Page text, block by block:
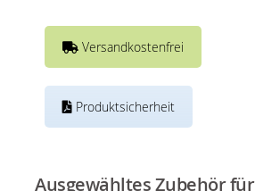
Versandkostenfrei
Produktsicherheit
Ausgewähltes Zubehör